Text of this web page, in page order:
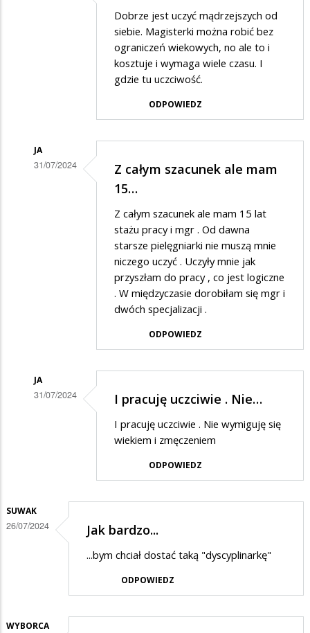
Dobrze jest uczyć mądrzejszych od
siebie. Magisterki można robić bez
ograniczeń wiekowych, no ale to i
kosztuje i wymaga wiele czasu. I
gdzie tu uczciwość.
ODPOWIEDZ
JA
31/07/2024
Z całym szacunek ale mam
15…
Z całym szacunek ale mam 15 lat
stażu pracy i mgr . Od dawna
starsze pielęgniarki nie muszą mnie
niczego uczyć . Uczyły mnie jak
przyszłam do pracy , co jest logiczne
. W międzyczasie dorobiłam się mgr i
dwóch specjalizacji .
ODPOWIEDZ
JA
31/07/2024
na
I pracuję uczciwie . Nie…
I pracuję uczciwie . Nie wymiguję się
wiekiem i zmęczeniem
ODPOWIEDZ
SUWAK
26/07/2024 Jak bardzo...
...bym chciał dostać taką "dyscyplinarkę"
ODPOWIEDZ
WYBORCA